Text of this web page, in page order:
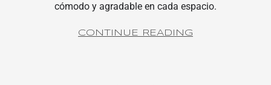
cómodo y agradable en cada espacio.
CONTINUE READING